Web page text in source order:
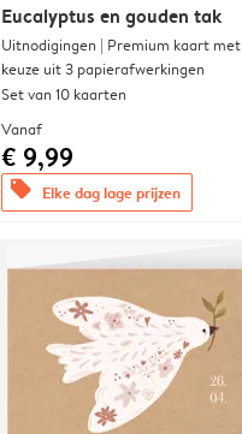
Eucalyptus en gouden tak
Uitnodigingen | Premium kaart met
keuze uit 3 papierafwerkingen
Set van 10 kaarten
Vanaf
€ 9,99
offers Elke dag lage prijzen